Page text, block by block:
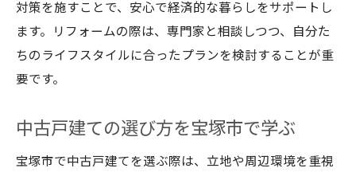
対策を施すことで、安心で経済的な暮らしをサポートし
ます。リフォームの際は、専門家と相談しつつ、自分た
ちのライフスタイルに合ったプランを検討することが重
要です。
中古戸建ての選び方を宝塚市で学ぶ
宝塚市で中古戸建てを選ぶ際は、立地や周辺環境を重視